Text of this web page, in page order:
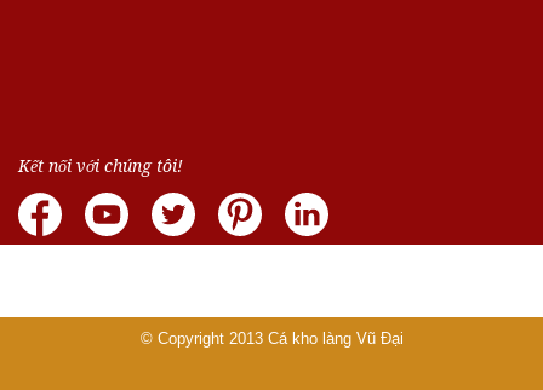
Kết nối với chúng tôi!
© Copyright 2013 Cá kho làng Vũ Đại